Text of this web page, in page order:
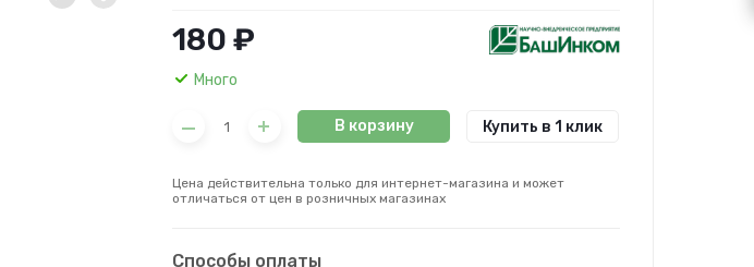
180 ₽
Много
В корзину Купить в 1 клик
Цена действительна только для интернет-магазина и может
отличаться от цен в розничных магазинах
Способы оплаты